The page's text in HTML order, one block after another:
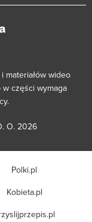
materiałów wideo
części wymaga
O. 2026
Polki.pl
Kobieta.pl